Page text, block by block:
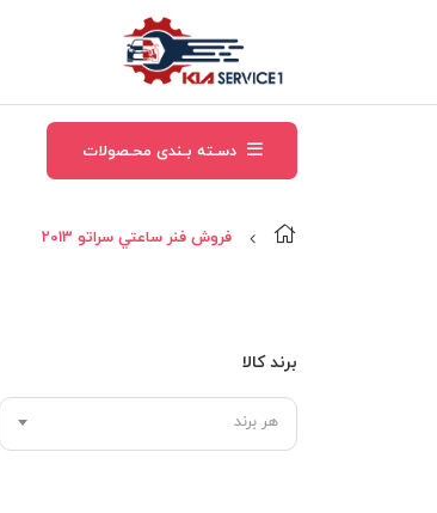
دسـته بـندی محـصولات
فروش فنر ساعتي سراتو 2013
برند کالا
هر برند